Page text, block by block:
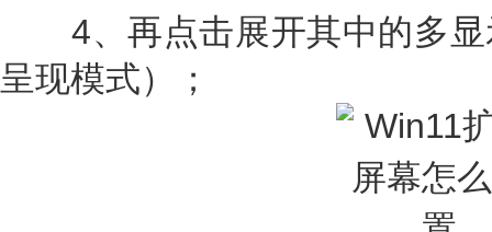
4、再点击展开其中的多显
呈现模式）；